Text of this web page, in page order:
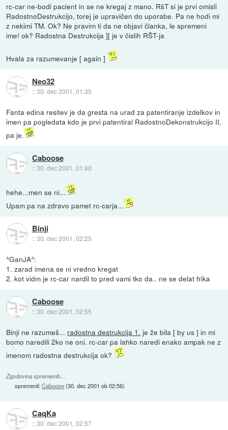
rc-car ne-bodi pacient in se ne kregaj z mano. RšT si je prvi omisli
RadostnoDestrukcijo, torej je upravičen do uporabe. Pa ne hodi mi
z nekimi TM. Ok? Ne pravim ti da ne objavi članka, le spremeni
ime! ok? Radostna Destrukcija ][ je v čislih RŠT-ja
Hvala za razumevanje [ again ]
Neo32
::30. dec 2001, 01:35
Fanta edina resitev je da gresta na urad za patentiranje izdelkov in
imen pa pogledata kdo je prvi patentiral RadostnoDekonstrukcijo II,
pa je.
Caboose
::30. dec 2001, 01:40
hehe...men se ni...
Upam pa na zdravo pamet rc-carja...
Binji
::30. dec 2001, 02:25
^GanJA^:
1. zarad imena se ni vredno kregat
2. kot vidm je rc-car nardil to pred vami tko da.. ne se delat frika
Caboose
::30. dec 2001, 02:55
Binji ne razumeš... radostna destrukcija 1. je že bila [ by us ] in mi
bomo naredili 2ko ne oni. rc-car pa lahko naredi enako ampak ne z
imenom radostna destrukcija ok?
Zgodovina sprememb…
spremenil:Caboose(30. dec 2001 ob 02:56)
CaqKa
::30. dec 2001, 02:57